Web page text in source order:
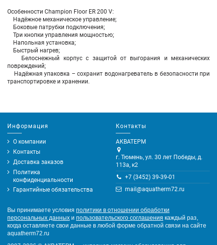
Особенности Champion Floor ER 200 V:
Надёжное механическое управление;
Боковые патрубки подключения;
Три кнопки управления мощностью;
Напольная установка;
Быстрый нагрев;
Белоснежный корпус с защитой от выгорания и механических
повреждений;
Надёжная упаковка – сохранит водонагреватель в безопасности при
транспортировке и хранении.
Информация
О компании
Контакты
Доставка заказов
Политика
конфиденциальности
Гарантийные обязательства
Контакты
АКВАТЕРМ
г. Тюмень, ул. 30 лет Победы, д.
113а, к2
+7 (3452) 39-39-01
mail@aquatherm72.ru
Вы принимаете условия политики в отношении обработки
персональных данных и пользовательского соглашения каждый раз,
когда оставляете свои данные в любой форме обратной связи на сайте
aquatherm72.ru